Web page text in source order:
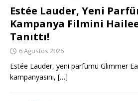
Estée Lauder, Yeni
Kampanya Filmini
Tanıttı!
6 Ağustos 2026
Estée Lauder, yeni parfümü Glimmer
kampanyasını, […]